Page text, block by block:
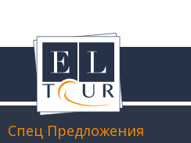
Спец Предложения
5 дней-заезд по понедельникам
6 дней-заезд по понедельникам
7 дней-заезд по понедельникам
4 дня-заезд по вторникам
5 дней-заезд по вторникам